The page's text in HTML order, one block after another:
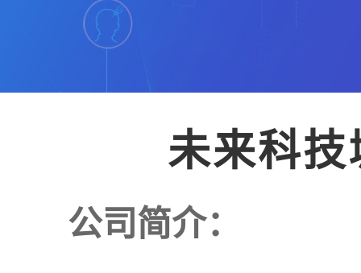
未来科
公司简介：